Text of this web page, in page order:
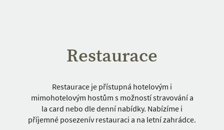
Restaurace
Restaurace je přístupná hotelovým i
mimohotelovým hostům s možností stravování a
la card nebo dle denní nabídky. Nabízíme i
příjemné posezenív restauraci a na letní zahrádce.